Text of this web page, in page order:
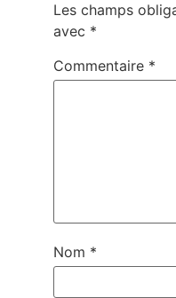
Les champs
avec *
Commentaire *
Nom *